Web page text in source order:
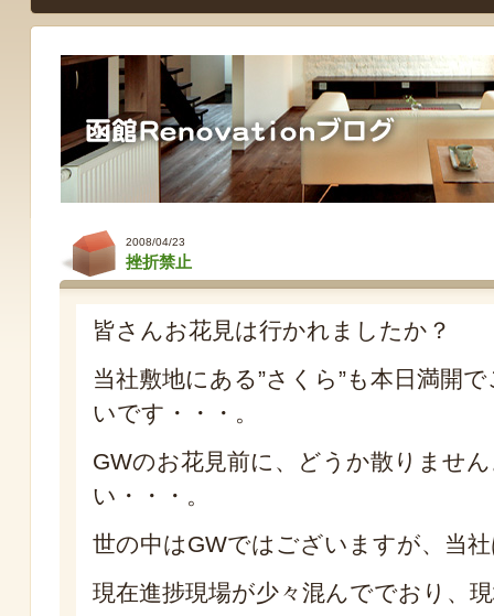
2008/04/23
挫折禁止
皆さんお花見は行かれましたか？
当社敷地にある”さくら”も本日満開
いです・・・。
GWのお花見前に、どうか散りませ
い・・・。
世の中はGWではございますが、当
現在進捗現場が少々混んででおり、